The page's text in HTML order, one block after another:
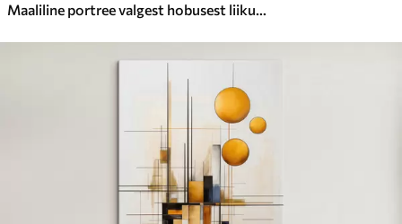
Maaliline portree valgest hobusest liikumises